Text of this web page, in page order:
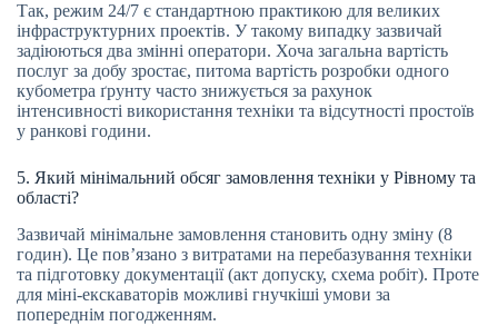
Так, режим 24/7 є стандартною практикою для великих
інфраструктурних проектів. У такому випадку зазвичай
задіюються два змінні оператори. Хоча загальна вартість
послуг за добу зростає, питома вартість розробки одного
кубометра ґрунту часто знижується за рахунок
інтенсивності використання техніки та відсутності простоїв
у ранкові години.
5. Який мінімальний обсяг замовлення техніки у Рівному та
області?
Зазвичай мінімальне замовлення становить одну зміну (8
годин). Це пов’язано з витратами на перебазування техніки
та підготовку документації (акт допуску, схема робіт). Проте
для міні-екскаваторів можливі гнучкіші умови за
попереднім погодженням.